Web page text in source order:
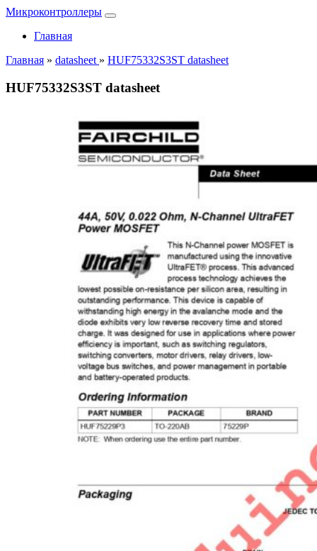
Микроконтроллеры
Главная
Главная » datasheet » HUF75332S3ST datasheet
HUF75332S3ST datasheet